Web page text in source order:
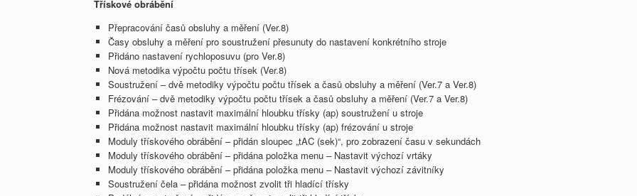
Třískové obrábění
Přepracování časů obsluhy a měření (Ver.8)
Časy obsluhy a měření pro soustružení přesunuty do nastavení konkrétního stroje
Přidáno nastavení rychloposuvu (pro Ver.8)
Nová metodika výpočtu počtu třísek (Ver.8)
Soustružení – dvě metodiky výpočtu počtu třísek a časů obsluhy a měření (Ver.7 a Ver.8)
Frézování – dvě metodiky výpočtu počtu třísek a časů obsluhy a měření (Ver.7 a Ver.8)
Přidána možnost nastavit maximální hloubku třísky (ap) soustružení u stroje
Přidána možnost nastavit maximální hloubku třísky (ap) frézování u stroje
Moduly třískového obrábění – přidán sloupec „tAC (sek)“, pro zobrazení času v sekundách
Moduly třískového obrábění – přidána položka menu – Nastavit výchozí vrtáky
Moduly třískového obrábění – přidána položka menu – Nastavit výchozí závitníky
Soustružení čela – přidána možnost zvolit tři hladící třísky